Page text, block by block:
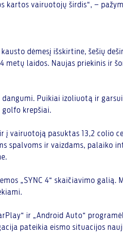
vairuotojų širdis“, –
dėmesį išskirtine, šešių
laidos. Naujas priekinis ir
Puikiai izoliuotą ir
golfo krepšiai.
į vairuotoją pasuktas 13,2 colio
spalvoms ir vaizdams,
„SYNC 4“ skaičiavimo
ir „Android Auto“
pateikia eismo situacijos